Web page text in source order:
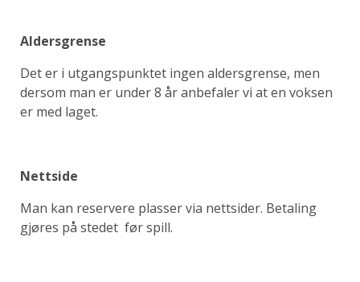
Aldersgrense
Det er i utgangspunktet ingen aldersgrense, men
dersom man er under 8 år anbefaler vi at en voksen
er med laget.
Nettside
Man kan reservere plasser via nettsider. Betaling
gjøres på stedet før spill.